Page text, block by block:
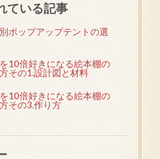
ている記事
ポップアップテントの選
10倍好きになる絵本棚の
その1.設計図と材料
10倍好きになる絵本棚の
その3.作り方